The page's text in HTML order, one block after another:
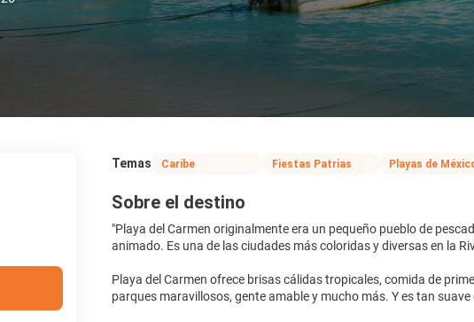
Temas Caribe Fiestas Patrias Playas de
Sobre el destino
"Playa del Carmen originalmente era un pequeño pueblo de
animado. Es una de las ciudades más coloridas y diversas en la
Playa del Carmen ofrece brisas cálidas tropicales, comida de
parques maravillosos, gente amable y mucho más. Y es tan